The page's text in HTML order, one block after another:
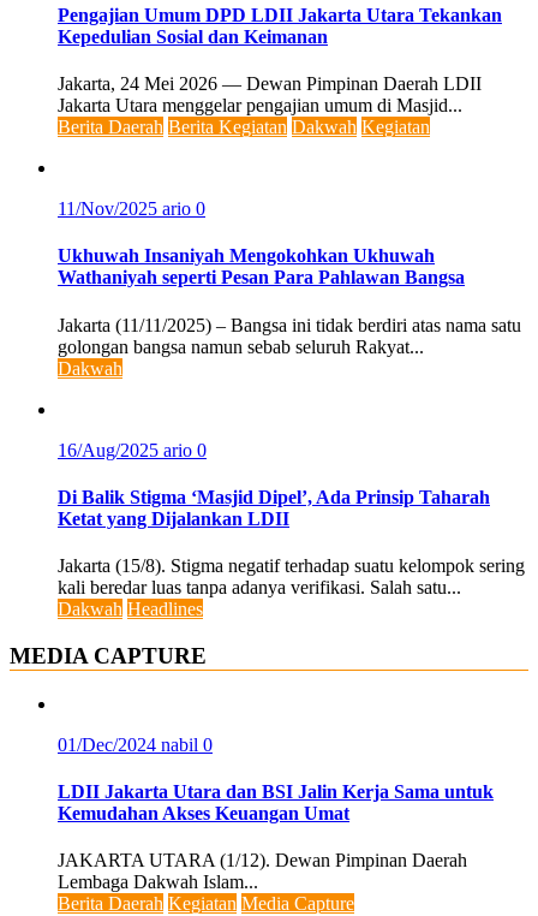
Pengajian Umum DPD LDII Jakarta Utara Tekankan
Kepedulian Sosial dan Keimanan
Jakarta, 24 Mei 2026 — Dewan Pimpinan Daerah LDII
Jakarta Utara menggelar pengajian umum di Masjid...
Berita Daerah Berita Kegiatan Dakwah Kegiatan
11/Nov/2025 ario 0
Ukhuwah Insaniyah Mengokohkan Ukhuwah
Wathaniyah seperti Pesan Para Pahlawan Bangsa
Jakarta (11/11/2025) – Bangsa ini tidak berdiri atas nama satu
golongan bangsa namun sebab seluruh Rakyat...
Dakwah
16/Aug/2025 ario 0
Di Balik Stigma ‘Masjid Dipel’, Ada Prinsip Taharah
Ketat yang Dijalankan LDII
Jakarta (15/8). Stigma negatif terhadap suatu kelompok sering
kali beredar luas tanpa adanya verifikasi. Salah satu...
Dakwah Headlines
MEDIA CAPTURE
01/Dec/2024 nabil 0
LDII Jakarta Utara dan BSI Jalin Kerja Sama untuk
Kemudahan Akses Keuangan Umat
JAKARTA UTARA (1/12). Dewan Pimpinan Daerah
Lembaga Dakwah Islam...
Berita Daerah Kegiatan Media Capture